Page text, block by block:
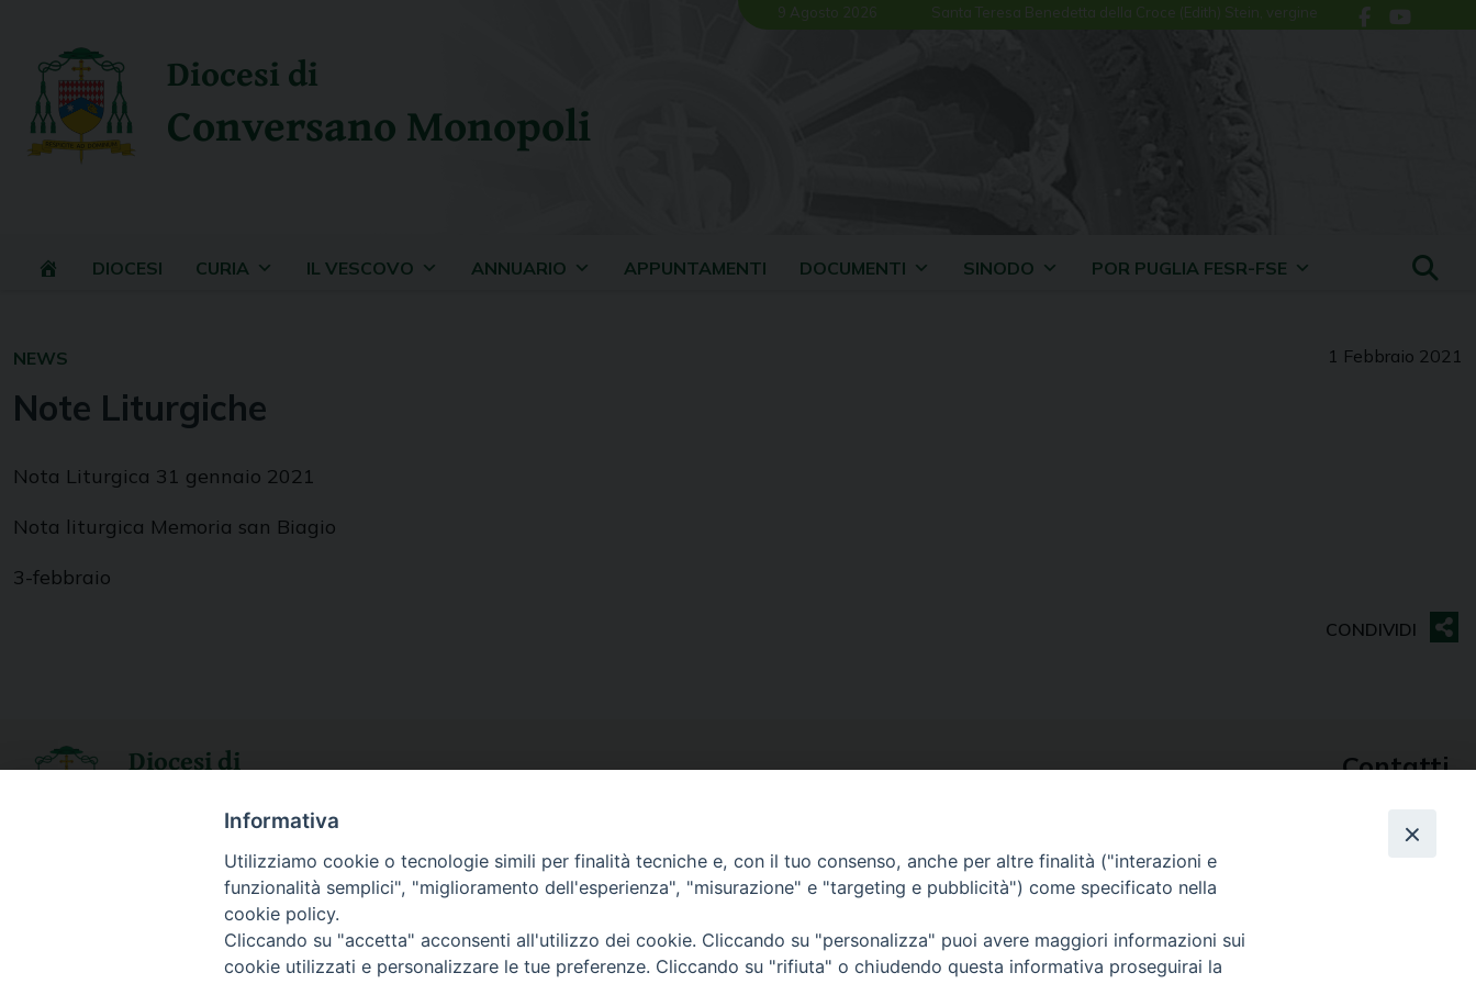
content
9 Agosto 2026 Santa Teresa Benedetta della Croce (Edith) Stein, vergine
Diocesi di
Conversano Monopoli
DIOCESI CURIA IL VESCOVO ANNUARIO APPUNTAMENTI DOCUMENTI SINODO POR PUGLIA FESR-FSE
1 Febbraio 2021
NEWS
Note Liturgiche
Nota Liturgica 31 gennaio 2021
Nota liturgica Memoria san Biagio
3-febbraio
Diocesi di Contatti
70014 CONVERSANO (BA) – Via San Benedetto, 1
E-mail: curia@conversano.chiesacattolica.it
70043 MONOPOLI (Ba) – Largo Vescovado, 5
Copyright © diocesi di Conversano Monopoli
Informativa
Utilizziamo cookie o tecnologie simili per finalità tecniche e, con il tuo consenso, anche per altre finalità ("interazioni e
funzionalità semplici", "miglioramento dell'esperienza", "misurazione" e "targeting e pubblicità") come specificato nella
cookie policy.
Cliccando su "accetta" acconsenti all'utilizzo dei cookie. Cliccando su "personalizza" puoi avere maggiori informazioni sui
cookie utilizzati e personalizzare le tue preferenze. Cliccando su "rifiuta" o chiudendo questa informativa proseguirai la